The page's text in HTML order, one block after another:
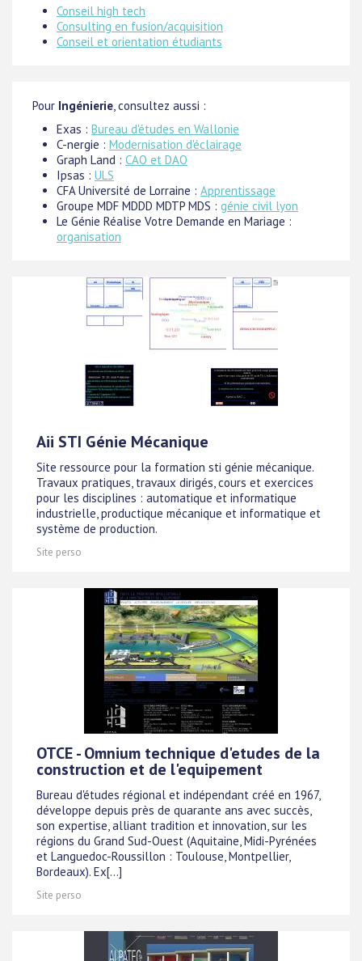
Conseil high tech
Consulting en fusion/acquisition
Conseil et orientation étudiants
Pour Ingénierie , consultez aussi :
Exas : Bureau d'études en Wallonie
C-nergie : Modernisation d'éclairage
Graph Land : CAO et DAO
Ipsas : ULS
CFA Université de Lorraine : Apprentissage
Groupe MDF MDDD MDTP MDS : génie civil lyon
Le Génie Réalise Votre Demande en Mariage :
organisation
Aii STI Génie Mécanique
Site ressource pour la formation sti génie mécanique.
Travaux pratiques, travaux dirigés, cours et exercices
pour les disciplines : automatique et informatique
industrielle, productique mécanique et informatique et
système de production.
Site perso
OTCE - Omnium technique d'etudes de la
construction et de l'equipement
Bureau d'études régional et indépendant créé en 1967,
développe depuis près de quarante ans avec succès,
son expertise, alliant tradition et innovation, sur les
régions du Grand Sud-Ouest (Aquitaine, Midi-Pyrénées
et Languedoc-Roussillon : Toulouse, Montpellier,
Bordeaux). Ex[...]
Site perso